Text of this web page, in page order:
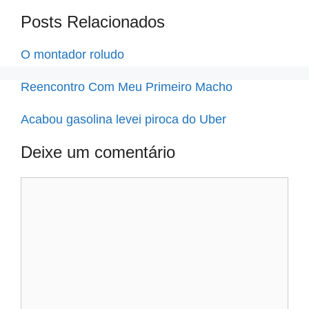
Posts Relacionados
O montador roludo
Reencontro Com Meu Primeiro Macho
Acabou gasolina levei piroca do Uber
Deixe um comentário